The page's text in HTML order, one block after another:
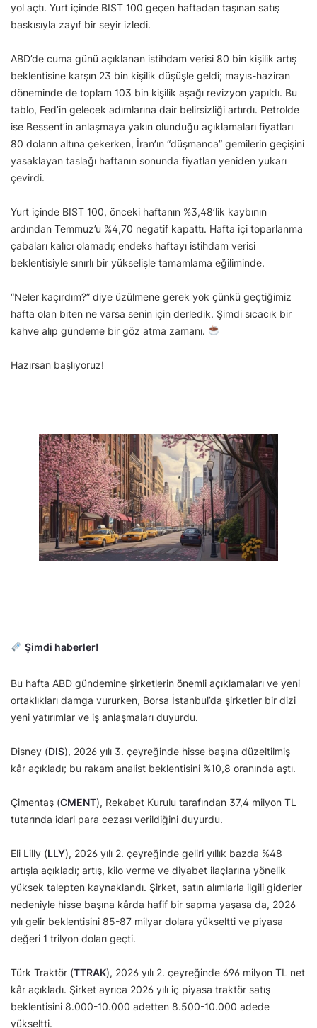
yol açtı. Yurt içinde BIST 100 geçen haftadan taşınan satış
baskısıyla zayıf bir seyir izledi.
ABD’de cuma günü açıklanan istihdam verisi 80 bin kişilik artış
beklentisine karşın 23 bin kişilik düşüşle geldi; mayıs-haziran
döneminde de toplam 103 bin kişilik aşağı revizyon yapıldı. Bu
tablo, Fed’in gelecek adımlarına dair belirsizliği artırdı. Petrolde
ise Bessent’in anlaşmaya yakın olunduğu açıklamaları fiyatları
80 doların altına çekerken, İran’ın “düşmanca” gemilerin geçişini
yasaklayan taslağı haftanın sonunda fiyatları yeniden yukarı
çevirdi.
Yurt içinde BIST 100, önceki haftanın %3,48’lik kaybının
ardından Temmuz’u %4,70 negatif kapattı. Hafta içi toparlanma
çabaları kalıcı olamadı; endeks haftayı istihdam verisi
beklentisiyle sınırlı bir yükselişle tamamlama eğiliminde.
“Neler kaçırdım?” diye üzülmene gerek yok çünkü geçtiğimiz
hafta olan biten ne varsa senin için derledik. Şimdi sıcacık bir
kahve alıp gündeme bir göz atma zamanı.
Hazırsan başlıyoruz!
Şimdi haberler!
Bu hafta ABD gündemine şirketlerin önemli açıklamaları ve yeni
ortaklıkları damga vururken, Borsa İstanbul’da şirketler bir dizi
yeni yatırımlar ve iş anlaşmaları duyurdu.
Disney (DIS), 2026 yılı 3. çeyreğinde hisse başına düzeltilmiş
kâr açıkladı; bu rakam analist beklentisini %10,8 oranında aştı.
Çimentaş (CMENT), Rekabet Kurulu tarafından 37,4 milyon TL
tutarında idari para cezası verildiğini duyurdu.
Eli Lilly (LLY), 2026 yılı 2. çeyreğinde geliri yıllık bazda %48
artışla açıkladı; artış, kilo verme ve diyabet ilaçlarına yönelik
yüksek talepten kaynaklandı. Şirket, satın alımlarla ilgili giderler
nedeniyle hisse başına kârda hafif bir sapma yaşasa da, 2026
yılı gelir beklentisini 85-87 milyar dolara yükseltti ve piyasa
değeri 1 trilyon doları geçti.
Türk Traktör (TTRAK), 2026 yılı 2. çeyreğinde 696 milyon TL net
kâr açıkladı. Şirket ayrıca 2026 yılı iç piyasa traktör satış
beklentisini 8.000-10.000 adetten 8.500-10.000 adede
yükseltti.